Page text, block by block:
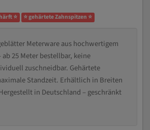
⭐ ⭐ gehärtete Zahnspitzen ⭐
Meterware aus hochwertigem
25 Meter bestellbar, keine
zuschneidbar. Gehärtete
Standzeit. Erhältlich in Breiten
in Deutschland – geschränkt